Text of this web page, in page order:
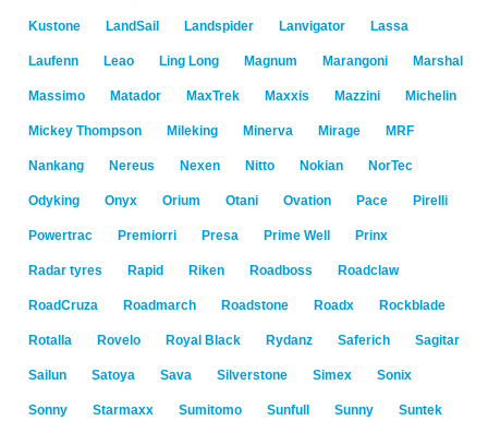
Kustone LandSail Landspider Lanvigator Lassa
Laufenn Leao Ling Long Magnum Marangoni Marshal
Massimo Matador MaxTrek Maxxis Mazzini Michelin
Mickey Thompson Mileking Minerva Mirage MRF
Nankang Nereus Nexen Nitto Nokian NorTec
Odyking Onyx Orium Otani Ovation Pace Pirelli
Powertrac Premiorri Presa Prime Well Prinx
Radar tyres Rapid Riken Roadboss Roadclaw
RoadCruza Roadmarch Roadstone Roadx Rockblade
Rotalla Rovelo Royal Black Rydanz Saferich Sagitar
Sailun Satoya Sava Silverstone Simex Sonix
Sonny Starmaxx Sumitomo Sunfull Sunny Suntek